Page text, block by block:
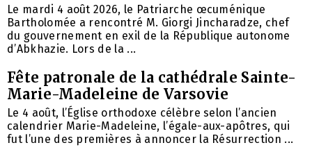
Le mardi 4 août 2026, le Patriarche œcuménique
Bartholomée a rencontré M. Giorgi Jincharadze, chef
du gouvernement en exil de la République autonome
d’Abkhazie. Lors de la ...
Fête patronale de la cathédrale Sainte-
Marie-Madeleine de Varsovie
Le 4 août, l’Église orthodoxe célèbre selon l’ancien
calendrier Marie-Madeleine, l’égale-aux-apôtres, qui
fut l’une des premières à annoncer la Résurrection ...